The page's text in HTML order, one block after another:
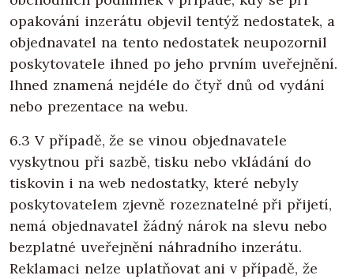
opakování inzerátu objevil tentýž nedostatek, a
objednavatel na tento nedostatek neupozornil
poskytovatele ihned po jeho prvním uveřejnění.
Ihned znamená nejdéle do čtyř dnů od vydání
nebo prezentace na webu.
6.3 V případě, že se vinou objednavatele
vyskytnou při sazbě, tisku nebo vkládání do
tiskovin i na web nedostatky, které nebyly
poskytovatelem zjevně rozeznatelné při přijetí,
nemá objednavatel žádný nárok na slevu nebo
bezplatné uveřejnění náhradního inzerátu.
Reklamaci nelze uplatňovat ani v případě, že